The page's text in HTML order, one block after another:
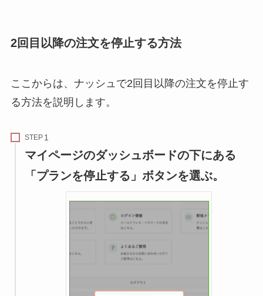
2回目以降の注文を停止する方法
ここからは、ナッシュで2回目以降の注文を停止す
る方法を説明します。
STEP
マイページのダッシュボードの下にある
「プランを停止する」ボタンを選ぶ。